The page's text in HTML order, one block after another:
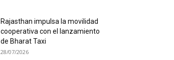
Rajasthan impulsa la movilidad
cooperativa con el lanzamiento
de Bharat Taxi
28/07/2026